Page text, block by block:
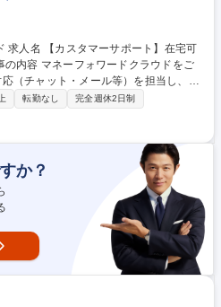
可
（チャット・メール等）を担当し、ユ
だきます。 【具体的には】 ■
ャットやメールでのサポート対応 ■顧
ジニア等）へのフィードバック ■自己
ルの改善・作成 ※顧客に最も近い存在
ー体験の向上を直接的に支えます。 募
宅可／マネーフォワードクラウド
転勤なし
完全週休2日制
か？